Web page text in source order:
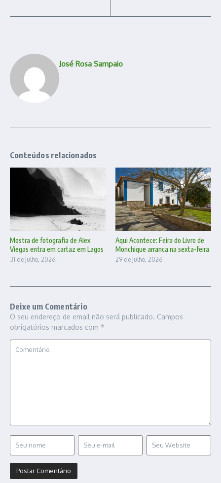
José Rosa Sampaio
Conteúdos relacionados
Mostra de fotografia de Alex
Viegas entra em cartaz em Lagos
31 de Julho, 2026
Aqui Acontece: Feira do Livro de
Monchique arranca na sexta-feira
29 de Julho, 2026
Deixe um Comentário
O seu endereço de email não será publicado. Campos
obrigatórios marcados com *